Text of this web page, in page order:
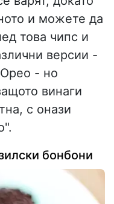
и можете да
това чипс и
версии -
- но
винаги
с онази
бонбони